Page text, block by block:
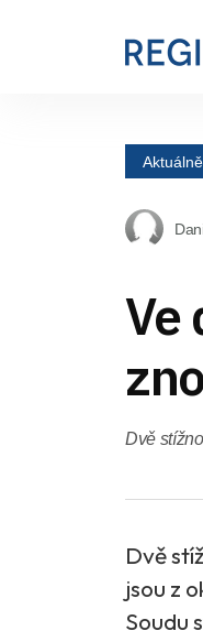
Aktuálně
Ve
Dvě
Dvě
jsou z
Soudu